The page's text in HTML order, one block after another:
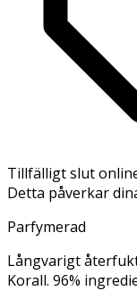
Tillfälligt slut
Detta påverkar
Parfymerad
Långvarigt
Korall. 96%